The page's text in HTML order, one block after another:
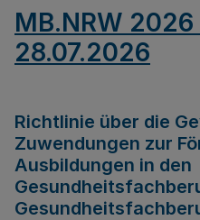
MB.NRW
28.07.2026
Richtlinie über die
Zuwendungen zur
Ausbildungen in den